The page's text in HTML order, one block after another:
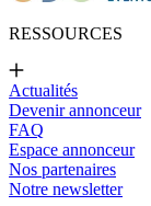
RESSOURCES
Actualités
Devenir annonceur
FAQ
Espace annonceur
Nos partenaires
Notre newsletter